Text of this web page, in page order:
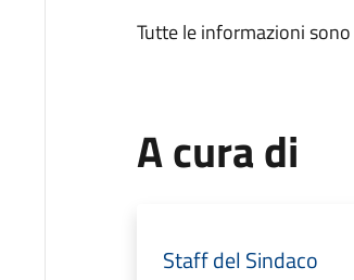
Tutte le informazioni
A cura di
Staff del Sindaco